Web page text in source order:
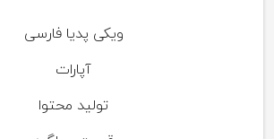
ویکی پدیا فارسی
آپارات
تولید محتوا